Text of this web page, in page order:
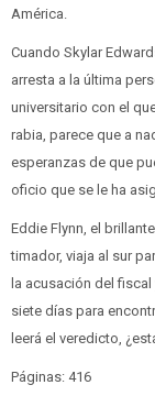
América.
Cuando Skylar
arresta a la última
universitario con el
rabia, parece que a
esperanzas de que
oficio que se le ha
Eddie Flynn, el
timador, viaja al sur
la acusación del fiscal
siete días para
leerá el veredicto,
Páginas: 416